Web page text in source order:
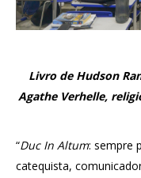
Livro de Hudson
Agathe Verhelle,
“Duc In Altum: sempre
catequista,